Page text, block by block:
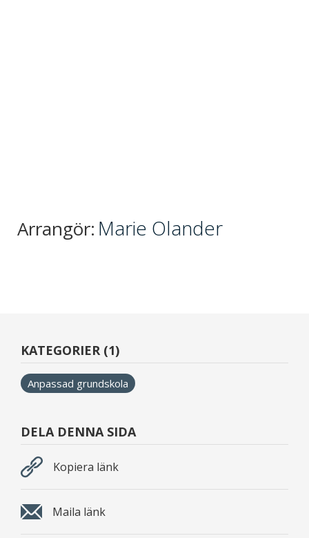
Arrangör: Marie Olander
KATEGORIER (1)
Anpassad grundskola
DELA DENNA SIDA
Kopiera länk
Maila länk